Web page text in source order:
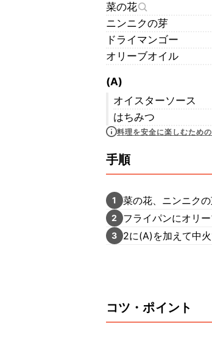
菜の花
ニンニクの芽
ドライマンゴー
オリーブオイル
(A)
オイスターソース
はちみつ
料理を安全に楽しむため
手順
1 菜の花、ニンニク
2 フライパンにオリ
3 2に(A)を加えて中
コツ・ポイント